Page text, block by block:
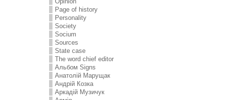
Page of history
Personality
Society
Socium
Sources
State case
The word chief editor
Альбом Signs
Анатолій Марущак
Андрій Козка
Аркадій Музичук